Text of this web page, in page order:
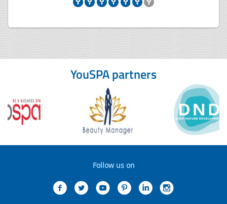
YouSPA partners
Follow us on